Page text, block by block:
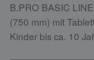
B.PRO BASIC
(750 mm) mit
Kinder bis ca. 10